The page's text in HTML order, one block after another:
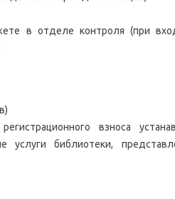
в отделе контроля (при
взноса
услуги библиотеки,